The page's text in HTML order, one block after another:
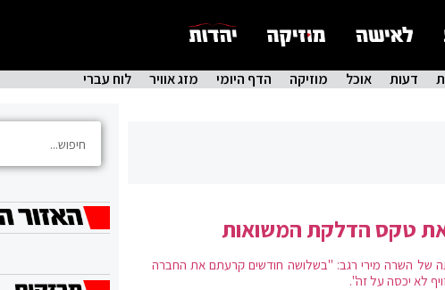
דעות אוכל מוזיקה הדף היומי מזג אוויר לוח עברי
את טקס הדלקת המשואות
של השרה מירי רגב: "בשלושה חודשים קרעתם את החברה
לא יכסה על זה".